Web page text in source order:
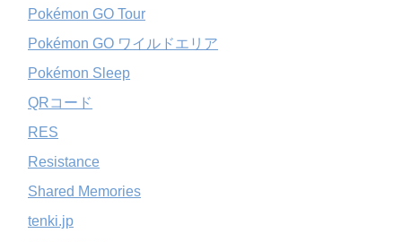
Pokémon GO Tour
Pokémon GO ワイルドエリア
Pokémon Sleep
QRコード
RES
Resistance
Shared Memories
tenki.jp